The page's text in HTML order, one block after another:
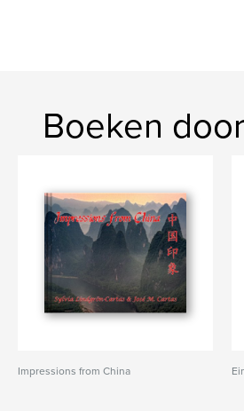
Boeken
Impressions from China